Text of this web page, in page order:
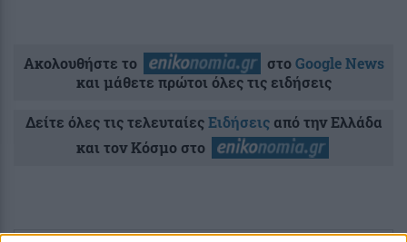
Ακολουθήστε το στοGoogle News
και μάθετε πρώτοι όλες τις ειδήσεις
Δείτε όλες τις τελευταίεςΕιδήσειςαπό την Ελλάδα
και τον Κόσμο στο